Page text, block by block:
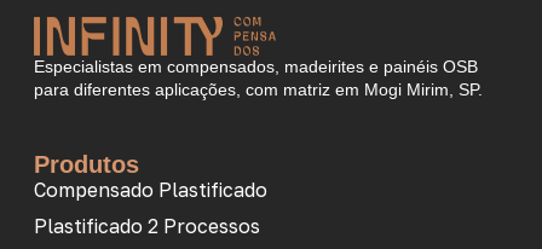
Especialistas em compensados, madeirites e painéis OSB
para diferentes aplicações, com matriz em Mogi Mirim, SP.
Produtos
Compensado Plastificado
Plastificado 2 Processos